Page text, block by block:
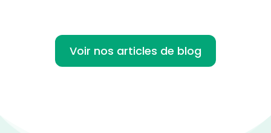
Voir nos articles de blog